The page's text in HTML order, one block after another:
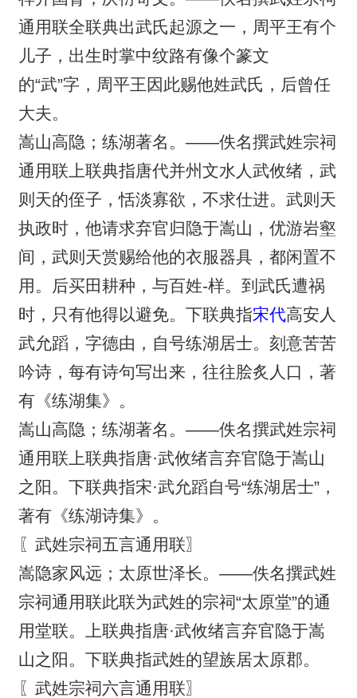
通用联全联典出武氏起源之一，周平王有个
儿子，出生时掌中纹路有像个篆文
的“武”字，周平王因此赐他姓武氏，后曾任
大夫。
嵩山高隐；练湖著名。——佚名撰武姓宗祠
通用联上联典指唐代并州文水人武攸绪，武
则天的侄子，恬淡寡欲，不求仕进。武则天
执政时，他请求弃官归隐于嵩山，优游岩壑
间，武则天赏赐给他的衣服器具，都闲置不
用。后买田耕种，与百姓-样。到武氏遭祸
时，只有他得以避免。下联典指宋代高安人
武允蹈，字德由，自号练湖居士。刻意苦苦
吟诗，每有诗句写出来，往往脍炙人口，著
有《练湖集》。
嵩山高隐；练湖著名。——佚名撰武姓宗祠
通用联上联典指唐·武攸绪言弃官隐于嵩山
之阳。下联典指宋·武允蹈自号“练湖居士”，
著有《练湖诗集》。
〖武姓宗祠五言通用联〗
嵩隐家风远；太原世泽长。——佚名撰武姓
宗祠通用联此联为武姓的宗祠“太原堂”的通
用堂联。上联典指唐·武攸绪言弃官隐于嵩
山之阳。下联典指武姓的望族居太原郡。
〖武姓宗祠六言通用联〗